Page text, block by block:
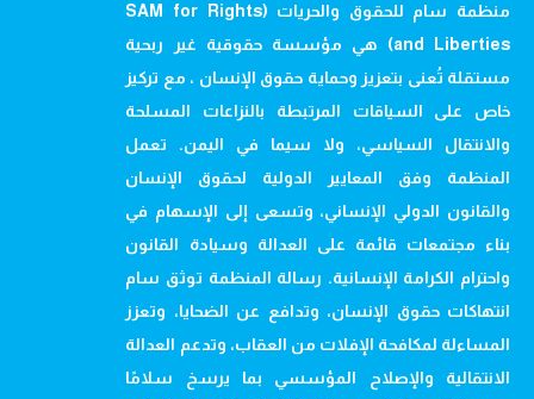
منظمة سام للحقوق والحريات (SAM for Rights
and Liberties) هي مؤسسة حقوقية غير ربحية
مستقلة تُعنى بتعزيز وحماية حقوق الإنسان ، مع تركيز
خاص على السياقات المرتبطة بالنزاعات المسلحة
والانتقال السياسي، ولا سيما في اليمن. تعمل
المنظمة وفق المعايير الدولية لحقوق الإنسان
والقانون الدولي الإنساني، وتسعى إلى الإسهام في
بناء مجتمعات قائمة على العدالة وسيادة القانون
واحترام الكرامة الإنسانية. رسالة المنظمة توثق سام
انتهاكات حقوق الإنسان، وتدافع عن الضحايا، وتعزز
المساءلة لمكافحة الإفلات من العقاب، وتدعم العدالة
الانتقالية والإصلاح المؤسسي بما يرسخ سلامًا